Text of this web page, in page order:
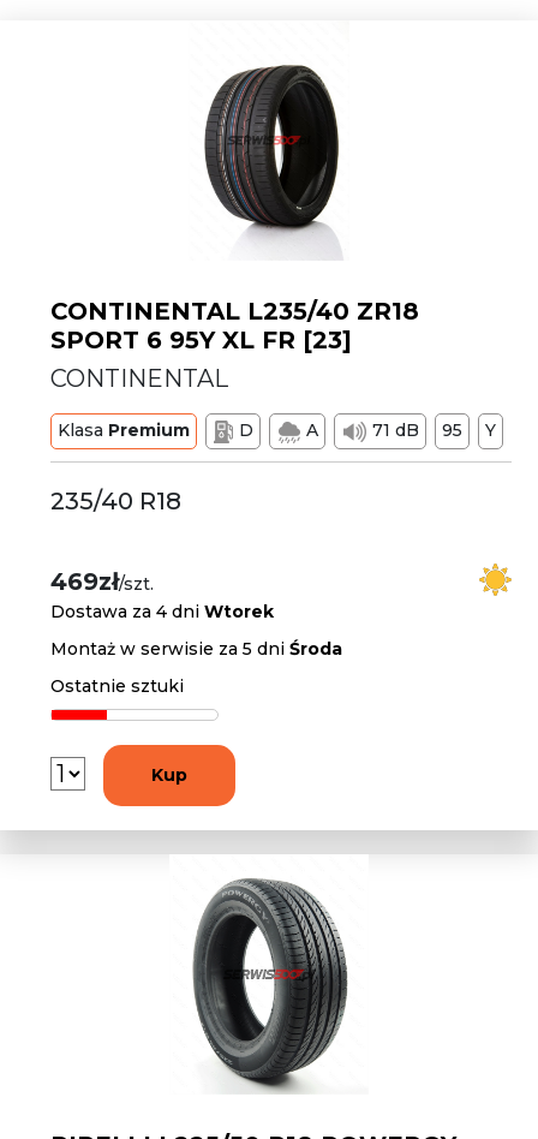
CONTINENTAL L235/40 ZR18
SPORT 6 95Y XL FR [23]
CONTINENTAL
Klasa Premium D A 71 dB 95 Y
235/40 R18
469zł/szt.
Dostawa za 4 dniWtorek
Montaż w serwisie za 5 dniŚroda
Ostatnie sztuki
Kup